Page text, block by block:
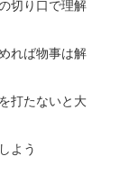
切り口で理解
れば物事は解
打たないと大
よう